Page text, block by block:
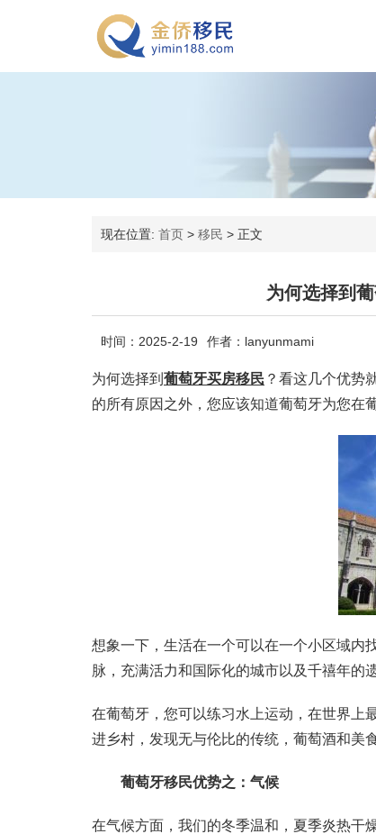
现在位置: 首页 > 移民 > 正文
为何选择到
时间：2025-2-19 作者：lanyunmami
为何选择到 葡萄牙买房移民 ？看这几个优势
的所有原因之外，您应该知道葡萄牙为您在
想象一下，生活在一个可以在一个小区域内
脉，充满活力和国际化的城市以及千禧年的遗
在葡萄牙，您可以练习水上运动，在世界上
进乡村，发现无与伦比的传统，葡萄酒和美食
葡萄牙移民优势之：气候
在气候方面，我们的冬季温和，夏季炎热干